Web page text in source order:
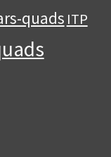
quads ITP